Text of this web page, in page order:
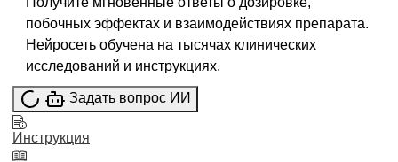
побочных эффектах и взаимодействиях препарата.
Нейросеть обучена на тысячах клинических
исследований и инструкциях.
Задать вопрос ИИ
Инструкция